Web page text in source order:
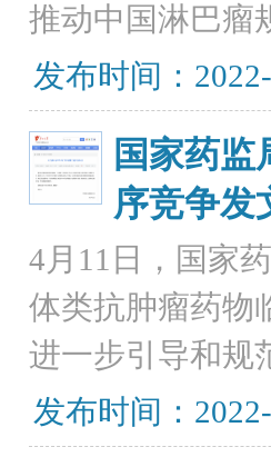
推动中国淋巴瘤
发布时间：
国家药
序竞争发
4月11日，国家
体类抗肿瘤药物
进一步引导和规
发布时间：